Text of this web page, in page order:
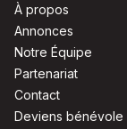
À propos
Annonces
Notre Équipe
Partenariat
Contact
Deviens bénévole